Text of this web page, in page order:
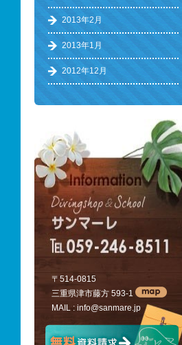
2013年2月
2013年1月
2012年12月
〒514-0815
三重県津市藤方 593-1
MAIL : info@sanmare.jp